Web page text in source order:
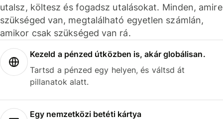
utalsz, költesz és fogadsz utalásokat. Minden, amire
szükséged van, megtalálható egyetlen számlán,
amikor csak szükséged van rá.
Kezeld a pénzed útközben is, akár globálisan.
Tartsd a pénzed egy helyen, és váltsd át
pillanatok alatt.
Egy nemzetközi betéti kártya